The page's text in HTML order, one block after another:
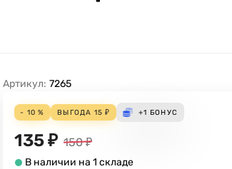
Артикул: 7265
- 10 % ВЫГОДА 15 ₽ +1 БОНУС
135₽ 150 ₽
В наличии на 1 складе